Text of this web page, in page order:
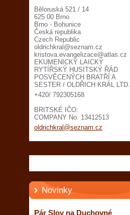
Běloruská 521 / 14
625 00 Brno
Brno - Bohunice
Česká republika
Czech Republic
oldrichkral@seznam.cz
kristova.evangelizace@atlas.cz
EKUMENICKÝ LAICKÝ
RYTÍŘSKÝ HUSITSKÝ ŘÁD
POSVĚCENÝCH BRATŘÍ A
SESTER / OLDŘICH KRÁL LTD.
+420/ 792305168
BRITSKÉ IČO:
COMPANY No. 13412513
oldrichkral@seznam.cz
Novinky
Pár Slov na Duchovné